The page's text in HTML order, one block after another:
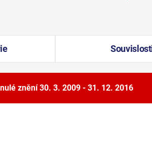
znění30. 3. 2009 - 31. 12. 2016